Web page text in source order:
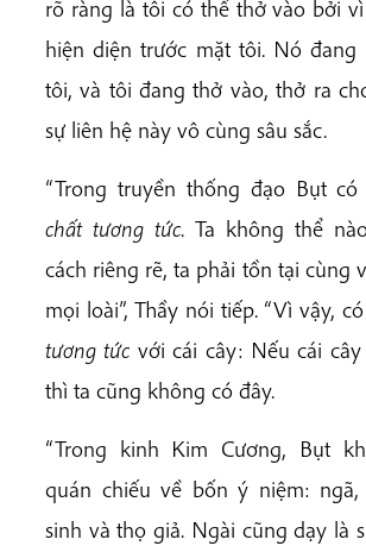
rõ ràng là tôi có thể thở vào bởi
hiện diện trước mặt tôi. Nó
tôi, và tôi đang thở vào, thở ra
sự liên hệ này vô cùng sâu sắc.
“Trong truyền thống đạo Bụt
chất tương tức. Ta không thể
cách riêng rẽ, ta phải tồn tại cùng
mọi loài”, Thầy nói tiếp. “Vì vậy,
tương tức với cái cây: Nếu cái
thì ta cũng không có đây.
“Trong kinh Kim Cương, Bụt
quán chiếu về bốn ý niệm: ngã,
sinh và thọ giả. Ngài cũng dạy là